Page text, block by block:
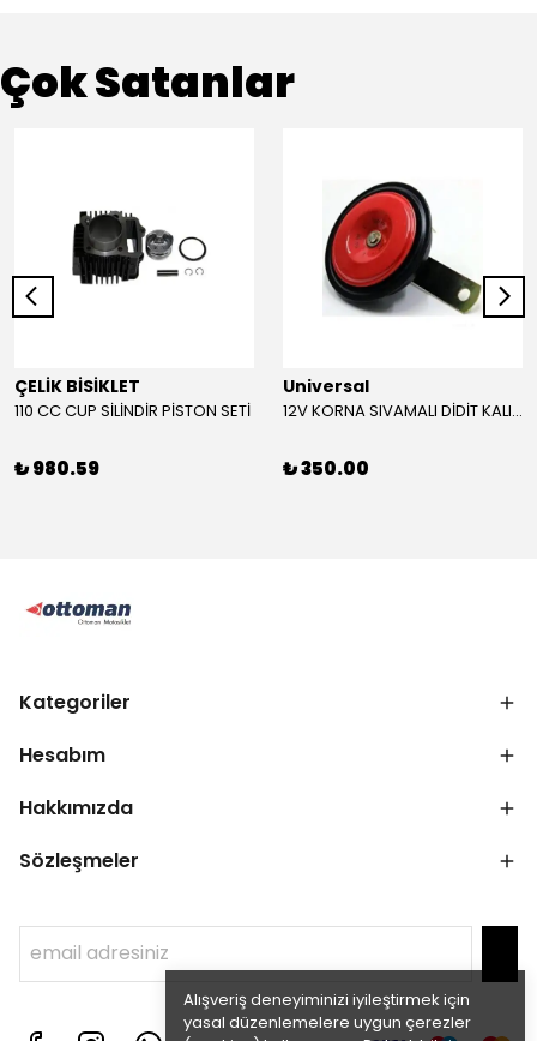
Alışveriş deneyiminizi iyileştirmek için
yasal düzenlemelere uygun çerezler
Çok Satanlar
ÇELİK BİSİKLET
110 CC CUP SİLİNDİR PİSTON SETİ
₺ 980.59
Universal
12V KORNA SIVAMALI DİDİT KALIN SESLİ (KIRMIZI)
₺ 350.00
Kategoriler
Hesabım
Hakkımızda
Sözleşmeler